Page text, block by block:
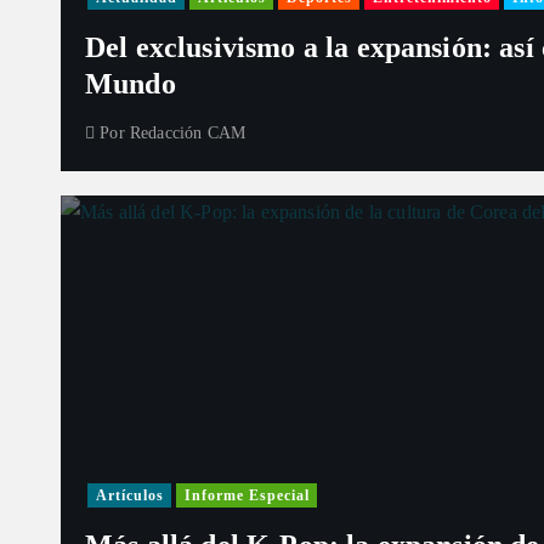
Del exclusivismo a la expansión:
Mundo
Por Redacción CAM
Artículos Informe Especial